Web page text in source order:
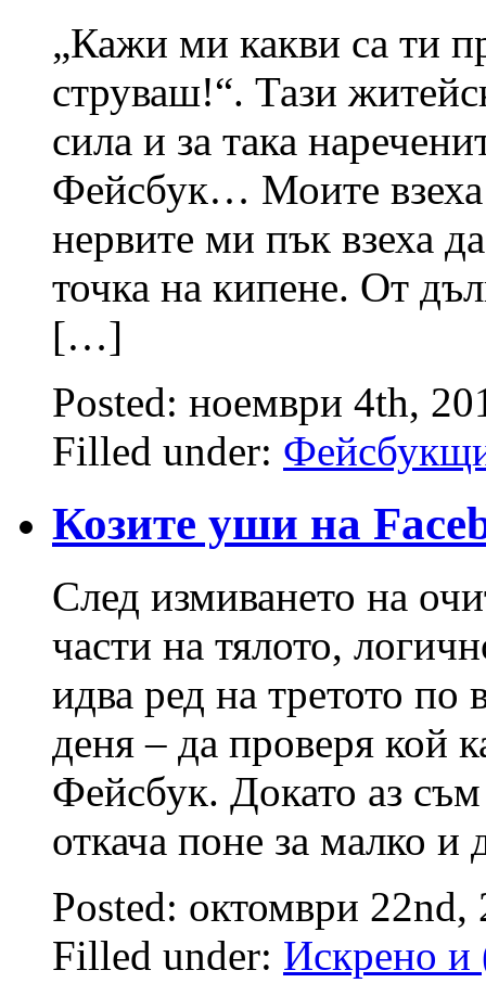
„Кажи ми какви са ти
струваш!“. Тази
сила и за така
Фейсбук… Моите
нервите ми пък взеха
точка на кипене. От
[…]
Posted: ноември 4th,
Filled under:
Козите уши на
След измиването на
части на тялото,
идва ред на третото по
деня – да проверя кой
Фейсбук. Докато аз
откача поне за малко
Posted: октомври
Filled under: Искрено и